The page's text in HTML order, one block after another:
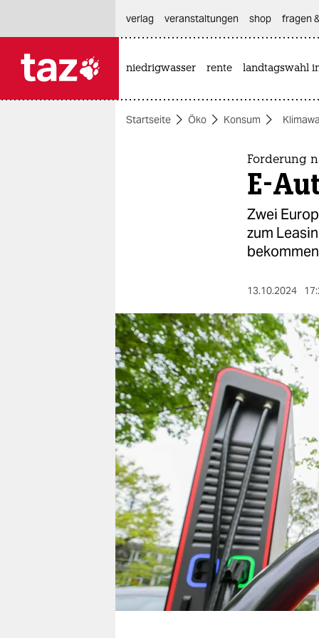
themen
berlin
nord
wahrheit
verlag
verlag
veranstaltungen
shop
fragen & hilfe
unterstützen
abo
genossenschaft
verlag
veranstaltungen shop fragen
niedrigwasser rente landtagswahl
Startseite Öko Konsum
Forderung
E-
Zwei
zum
13.10.2024